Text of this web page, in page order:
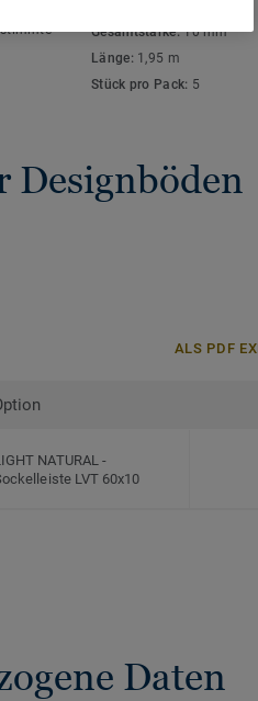
Gesamtstärke:10 mm
Länge: 1,95 m
Stück pro Pack: 5
Designböden
ALS PDF
NATURAL -
LVT 60x10
Daten